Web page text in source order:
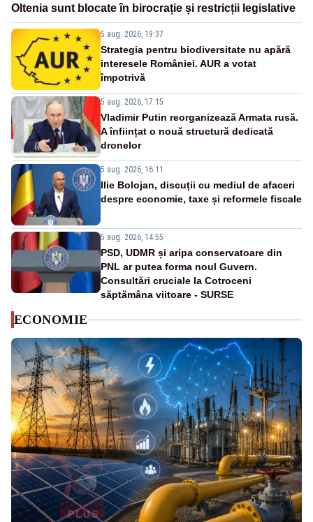
Oltenia sunt blocate în birocrație și restricții legislative
5 aug. 2026, 19:37
Strategia pentru biodiversitate nu apără
interesele României. AUR a votat
împotrivă
5 aug. 2026, 17:15
Vladimir Putin reorganizează Armata rusă.
A înființat o nouă structură dedicată
dronelor
5 aug. 2026, 16:11
Ilie Bolojan, discuții cu mediul de afaceri
despre economie, taxe și reformele fiscale
5 aug. 2026, 14:55
PSD, UDMR și aripa conservatoare din
PNL ar putea forma noul Guvern.
Consultări cruciale la Cotroceni
săptămâna viitoare - SURSE
ECONOMIE